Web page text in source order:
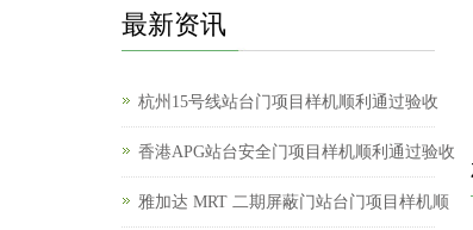
最新资讯
杭州15号线站台门项目样机顺利通过验收
香港APG站台安全门项目样机顺利通过验收
雅加达 MRT 二期屏蔽门站台门项目样机顺